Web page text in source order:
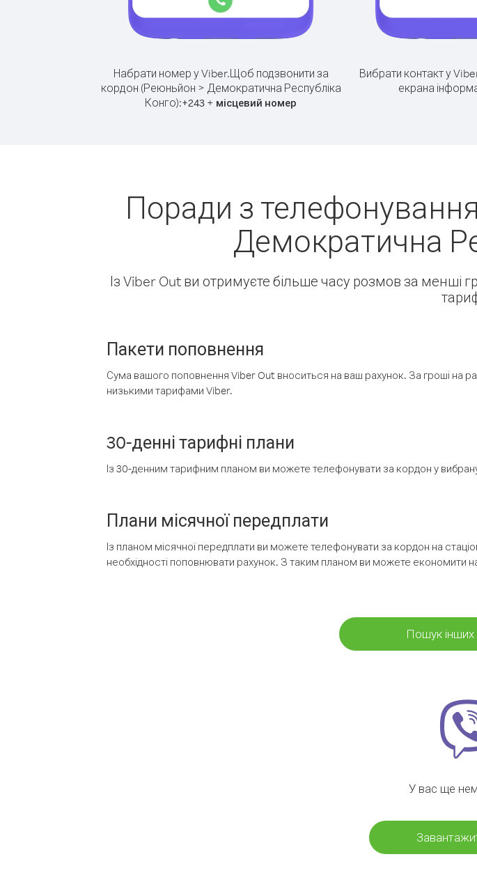
Набрати номер у Viber.Щоб подзвонити за
кордон (Реюньйон > Демократична Республіка
Конго):+243 + місцевий номер
Вибрати контакт у
екрана
Поради з
Демократична
Із Viber Out ви отримуєте більше часу розмов за менші
Пакети поповнення
Сума вашого поповнення Viber Out вноситься на ваш рахунок. За гроші на
низькими тарифами Viber.
30-денні тарифні плани
Із 30-денним тарифним планом ви можете телефонувати за кордон у
Плани місячної передплати
Із планом місячної передплати ви можете телефонувати за кордон на
необхідності поповнювати рахунок. З таким планом ви можете економити на
Пошук інших
У вас ще